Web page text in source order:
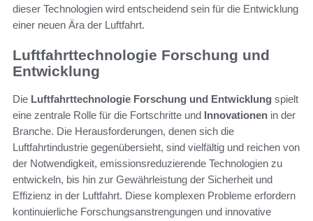
dieser Technologien wird entscheidend sein für die Entwicklung
einer neuen Ära der Luftfahrt.
Luftfahrttechnologie Forschung und
Entwicklung
Die Luftfahrttechnologie Forschung und Entwicklung spielt
eine zentrale Rolle für die Fortschritte und Innovationen in der
Branche. Die Herausforderungen, denen sich die
Luftfahrtindustrie gegenübersieht, sind vielfältig und reichen von
der Notwendigkeit, emissionsreduzierende Technologien zu
entwickeln, bis hin zur Gewährleistung der Sicherheit und
Effizienz in der Luftfahrt. Diese komplexen Probleme erfordern
kontinuierliche Forschungsanstrengungen und innovative